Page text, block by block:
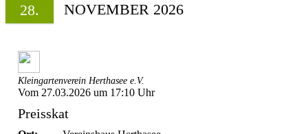
28. NOVEMBER 2026
Kleingartenverein Herthasee e.V.
Vom 27.03.2026 um 17:10 Uhr
Preisskat